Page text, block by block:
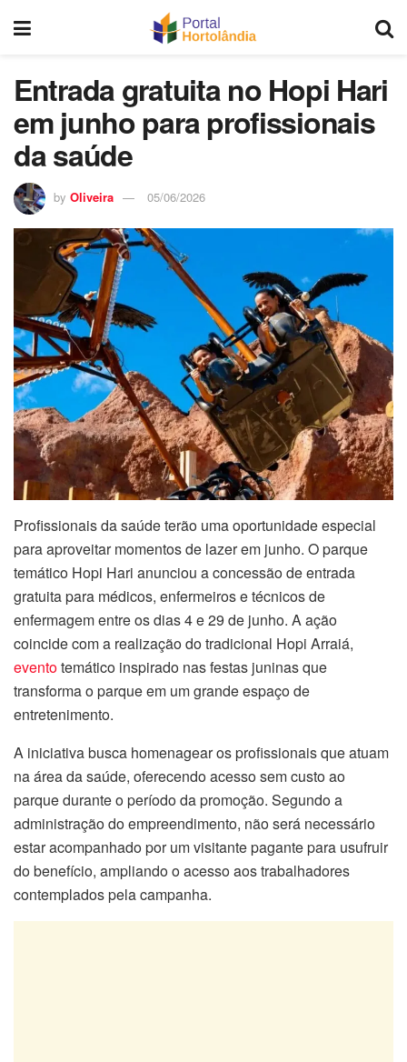
Entrada gratuita no Hopi Hari
em junho para profissionais
da saúde
by Oliveira 05/06/2026
Profissionais da saúde terão uma oportunidade especial
para aproveitar momentos de lazer em junho. O parque
temático Hopi Hari anunciou a concessão de entrada
gratuita para médicos, enfermeiros e técnicos de
enfermagem entre os dias 4 e 29 de junho. A ação
coincide com a realização do tradicional Hopi Arraiá,
eventotemático inspirado nas festas juninas que
transforma o parque em um grande espaço de
entretenimento.
A iniciativa busca homenagear os profissionais que atuam
na área da saúde, oferecendo acesso sem custo ao
parque durante o período da promoção. Segundo a
administração do empreendimento, não será necessário
estar acompanhado por um visitante pagante para usufruir
do benefício, ampliando o acesso aos trabalhadores
contemplados pela campanha.